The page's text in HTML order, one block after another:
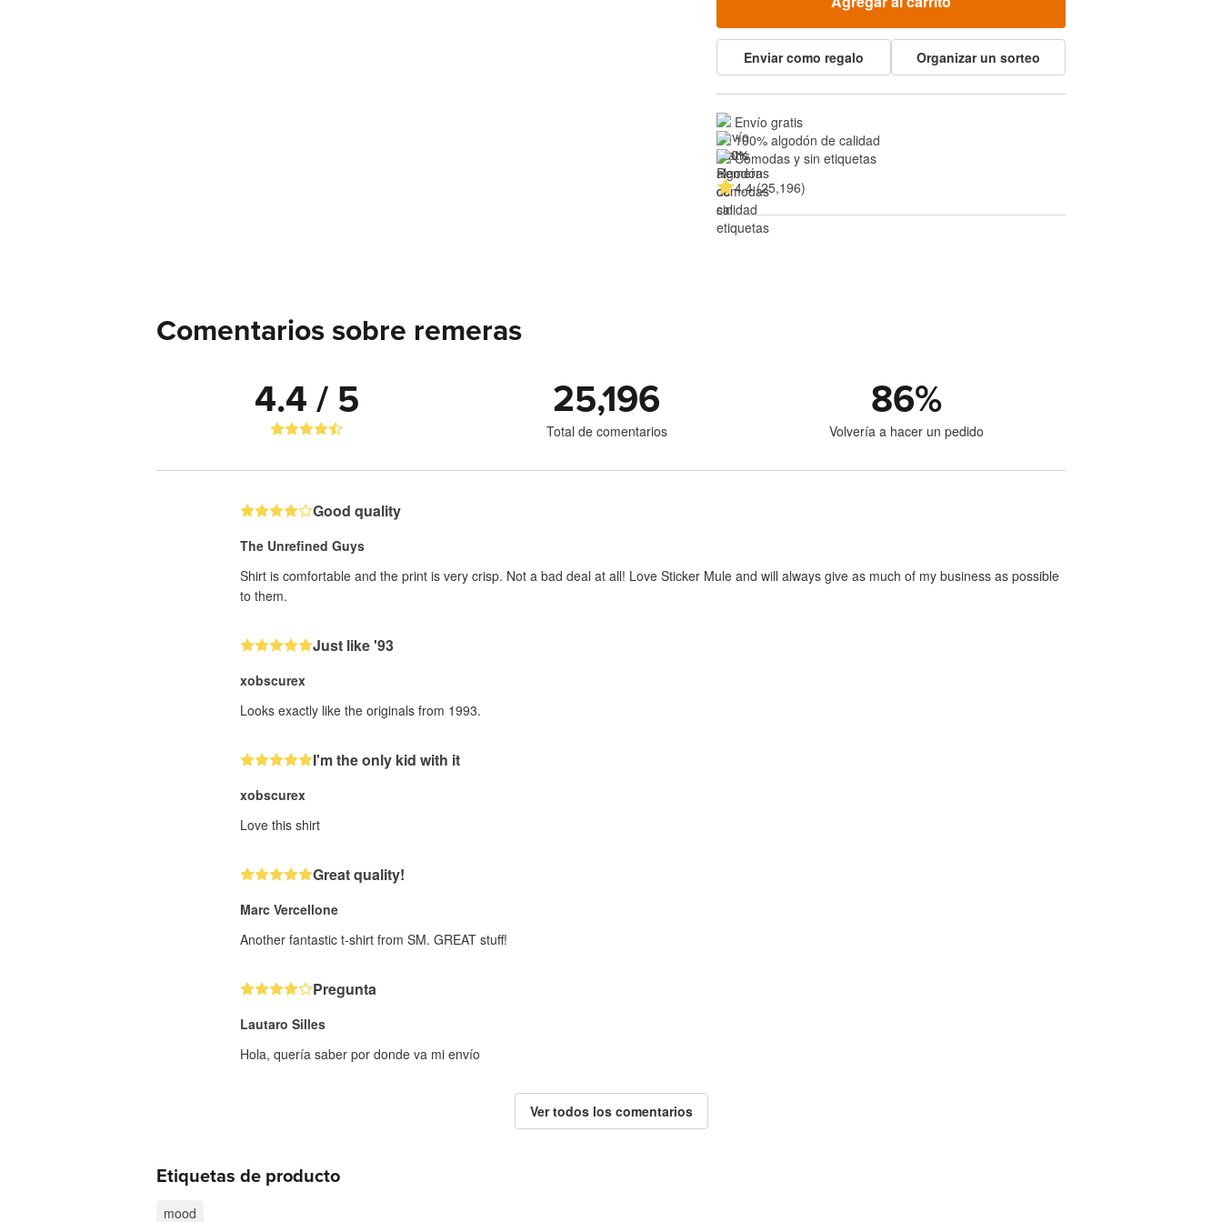
Enviar como regalo Organizar un sorteo
Envío gratis
100% algodón de calidad
Cómodas y sin etiquetas
4.4 (25,196)
Comentarios sobre remeras
4.4 / 5 25,196
Total de comentarios
86%
Volvería a hacer un pedido
Good quality
The Unrefined Guys
Shirt is comfortable and the print is very crisp. Not a bad deal at all! Love Sticker Mule and will always give as much of my business as possible
to them.
Just like '93
xobscurex
Looks exactly like the originals from 1993.
I'm the only kid with it
xobscurex
Love this shirt
Great quality!
Marc Vercellone
Another fantastic t-shirt from SM. GREAT stuff!
Pregunta
Lautaro Silles
Hola, quería saber por donde va mi envío
Ver todos los comentarios
Etiquetas de producto
mood